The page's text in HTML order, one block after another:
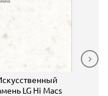
LG Hi Macs